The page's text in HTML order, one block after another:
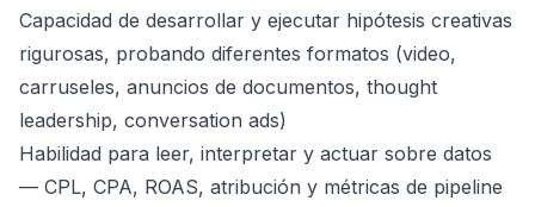
Capacidad de desarrollar y ejecutar hipótesis creativas
rigurosas, probando diferentes formatos (video,
carruseles, anuncios de documentos, thought
leadership, conversation ads)
Habilidad para leer, interpretar y actuar sobre datos
— CPL, CPA, ROAS, atribución y métricas de pipeline